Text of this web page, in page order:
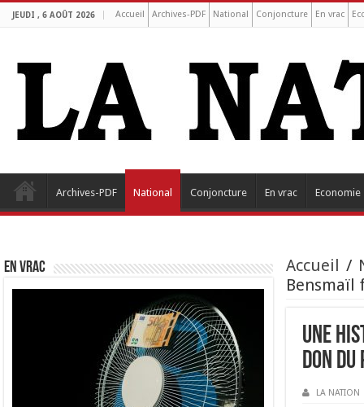
JEUDI , 6 AOÛT 2026 Accueil Archives-PDF National Conjoncture En vrac
Archives-PDF National Conjoncture En vrac Economie
Accueil /
Bensmaïl
Une
don du
LA NATION
EN VRAC